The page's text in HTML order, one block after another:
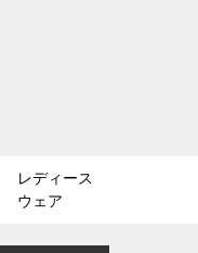
レディース
ウェア